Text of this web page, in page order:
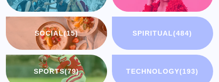
SOCIAL(15) SPIRITUAL(484)
SPORTS(79) TECHNOLOGY(193)